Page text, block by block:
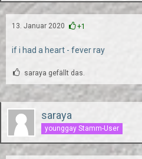
13. Januar 2020 +1
if i had a heart - fever ray
saraya gefällt das.
saraya
younggay Stamm-User